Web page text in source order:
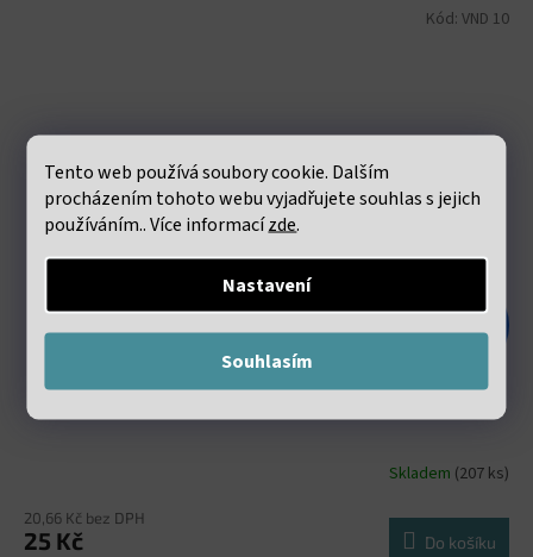
Tento web používá soubory cookie. Dalším
procházením tohoto webu vyjadřujete souhlas s jejich
používáním.. Více informacízde.
Nastavení
Souhlasím
48 Kč
–47 %
Elastická lycra 0.8mm bílá návin 60 metrů
Skladem (207 ks)
20,66 Kč bez DPH
25 Kč Do košíku
Kód: VND 10